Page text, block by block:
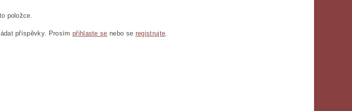
položce.
příspěvky. Prosím přihlaste se nebo se registrujte.